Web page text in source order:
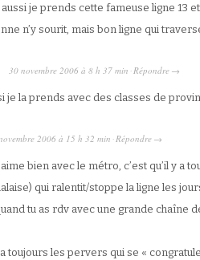
je prends cette fameuse ligne 13
n’y sourit, mais bon ligne qui
30 novembre 2006 à 8 h 37 min ·Répondre →
je la prends avec des classes de
2006 à 15 h 32 min ·Répondre →
bien avec le métro, c’est qu’il y a
qui ralentit/stoppe la ligne les
tu as rdv avec une grande chaîne
toujours les pervers qui se «